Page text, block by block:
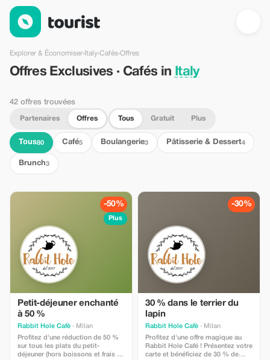
Offres Exclusives · Cafés in Italy — Tourist
Explorer & Économiser› Italy›Cafés›Offres
Offres Exclusives · Cafés in Italy
42 offres trouvées
Partenaires Offres Tous Gratuit Plus
Tous80 Café5 Boulangerie3 Pâtisserie & Dessert4
Brunch3
-50%
Plus
Petit-déjeuner enchanté
à 50 %
Rabbit Hole Cafè · Milan
Profitez d'une réduction de 50 %
sur tous les plats du petit-
déjeuner (hors boissons et frais de
-30%
30 % dans le terrier du
lapin
Rabbit Hole Cafè · Milan
Profitez d'une offre magique au
Rabbit Hole Café ! Présentez votre
carte et bénéficiez de 30 % de